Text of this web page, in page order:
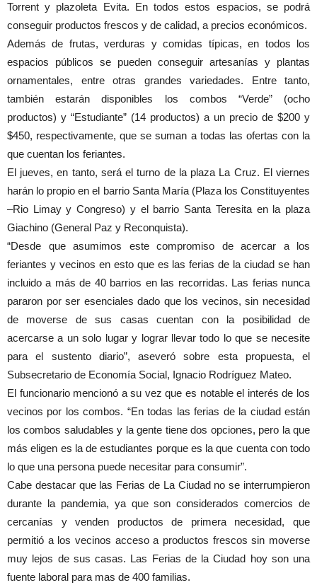
Torrent y plazoleta Evita. En todos estos espacios, se podrá
conseguir productos frescos y de calidad, a precios económicos.
Además de frutas, verduras y comidas típicas, en todos los
espacios públicos se pueden conseguir artesanías y plantas
ornamentales, entre otras grandes variedades. Entre tanto,
también estarán disponibles los combos “Verde” (ocho
productos) y “Estudiante” (14 productos) a un precio de $200 y
$450, respectivamente, que se suman a todas las ofertas con la
que cuentan los feriantes.
El jueves, en tanto, será el turno de la plaza La Cruz. El viernes
harán lo propio en el barrio Santa María (Plaza los Constituyentes
–Rio Limay y Congreso) y el barrio Santa Teresita en la plaza
Giachino (General Paz y Reconquista).
“Desde que asumimos este compromiso de acercar a los
feriantes y vecinos en esto que es las ferias de la ciudad se han
incluido a más de 40 barrios en las recorridas. Las ferias nunca
pararon por ser esenciales dado que los vecinos, sin necesidad
de moverse de sus casas cuentan con la posibilidad de
acercarse a un solo lugar y lograr llevar todo lo que se necesite
para el sustento diario”, aseveró sobre esta propuesta, el
Subsecretario de Economía Social, Ignacio Rodríguez Mateo.
El funcionario mencionó a su vez que es notable el interés de los
vecinos por los combos. “En todas las ferias de la ciudad están
los combos saludables y la gente tiene dos opciones, pero la que
más eligen es la de estudiantes porque es la que cuenta con todo
lo que una persona puede necesitar para consumir”.
Cabe destacar que las Ferias de La Ciudad no se interrumpieron
durante la pandemia, ya que son considerados comercios de
cercanías y venden productos de primera necesidad, que
permitió a los vecinos acceso a productos frescos sin moverse
muy lejos de sus casas. Las Ferias de la Ciudad hoy son una
fuente laboral para mas de 400 familias.